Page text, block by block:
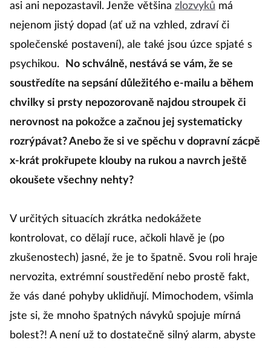
asi ani nepozastavil. Jenže většina zlozvyků má
nejenom jistý dopad (ať už na vzhled, zdraví či
společenské postavení), ale také jsou úzce spjaté s
psychikou.
No schválně, nestává se vám, že se
soustředíte na sepsání důležitého e-mailu a během
chvilky si prsty nepozorovaně najdou stroupek či
nerovnost na pokožce a začnou jej systematicky
rozrýpávat? Anebo že si ve spěchu v dopravní zácpě
x-krát prokřupete klouby na rukou a navrch ještě
okoušete všechny nehty?
V určitých situacích zkrátka nedokážete
kontrolovat, co dělají ruce, ačkoli hlavě je (po
zkušenostech) jasné, že je to špatně. Svou roli hraje
nervozita, extrémní soustředění nebo prostě fakt,
že vás dané pohyby uklidňují. Mimochodem, všimla
jste si, že mnoho špatných návyků spojuje mírná
bolest?! A není už to dostatečně silný alarm, abyste